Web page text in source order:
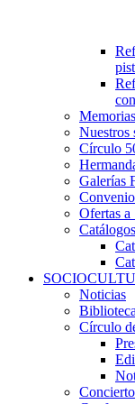
Nuestros
Círculo
Galerías
Ofertas a
Noticias
Biblioteca
Círculo